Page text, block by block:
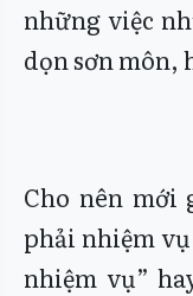
những việc
dọn sơn môn,
Cho nên mới
phải nhiệm
nhiệm vụ”